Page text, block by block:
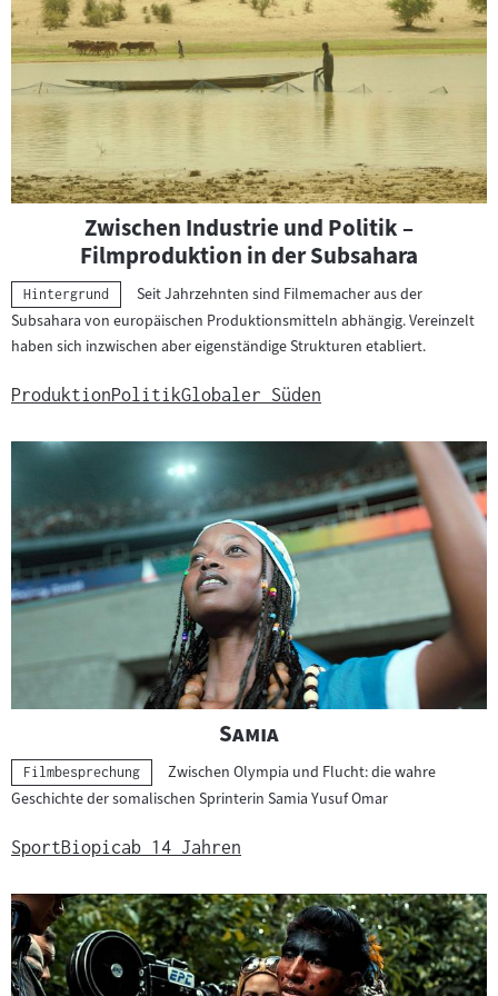
Zwischen Industrie und Politik –
Filmproduktion in der Subsahara
Kategorie:
Hintergrund
Seit Jahrzehnten sind Filmemacher aus der
Subsahara von europäischen Produktionsmitteln abhängig. Vereinzelt
haben sich inzwischen aber eigenständige Strukturen etabliert.
ProduktionPolitikGlobaler Süden
"
Samia"
Kategorie:
Filmbesprechung
Zwischen Olympia und Flucht: die wahre
Geschichte der somalischen Sprinterin Samia Yusuf Omar
SportBiopicab 14 Jahren